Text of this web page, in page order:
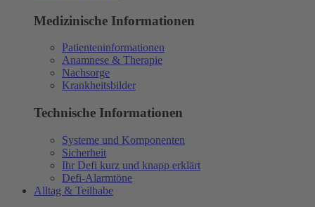
Medizinische Informationen
Patienteninformationen
Anamnese & Therapie
Nachsorge
Krankheitsbilder
Technische Informationen
Systeme und Komponenten
Sicherheit
Ihr Defi kurz und knapp erklärt
Defi-Alarmtöne
Alltag & Teilhabe